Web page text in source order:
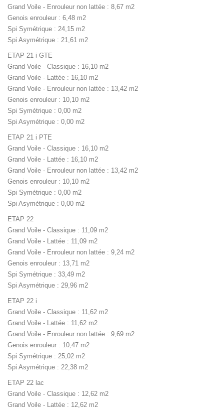
Grand Voile - Enrouleur non lattée : 8,67 m2
Genois enrouleur : 6,48 m2
Spi Symétrique : 24,15 m2
Spi Asymétrique : 21,61 m2
ETAP 21 i GTE
Grand Voile - Classique : 16,10 m2
Grand Voile - Lattée : 16,10 m2
Grand Voile - Enrouleur non lattée : 13,42 m2
Genois enrouleur : 10,10 m2
Spi Symétrique : 0,00 m2
Spi Asymétrique : 0,00 m2
ETAP 21 i PTE
Grand Voile - Classique : 16,10 m2
Grand Voile - Lattée : 16,10 m2
Grand Voile - Enrouleur non lattée : 13,42 m2
Genois enrouleur : 10,10 m2
Spi Symétrique : 0,00 m2
Spi Asymétrique : 0,00 m2
ETAP 22
Grand Voile - Classique : 11,09 m2
Grand Voile - Lattée : 11,09 m2
Grand Voile - Enrouleur non lattée : 9,24 m2
Genois enrouleur : 13,71 m2
Spi Symétrique : 33,49 m2
Spi Asymétrique : 29,96 m2
ETAP 22 i
Grand Voile - Classique : 11,62 m2
Grand Voile - Lattée : 11,62 m2
Grand Voile - Enrouleur non lattée : 9,69 m2
Genois enrouleur : 10,47 m2
Spi Symétrique : 25,02 m2
Spi Asymétrique : 22,38 m2
ETAP 22 lac
Grand Voile - Classique : 12,62 m2
Grand Voile - Lattée : 12,62 m2